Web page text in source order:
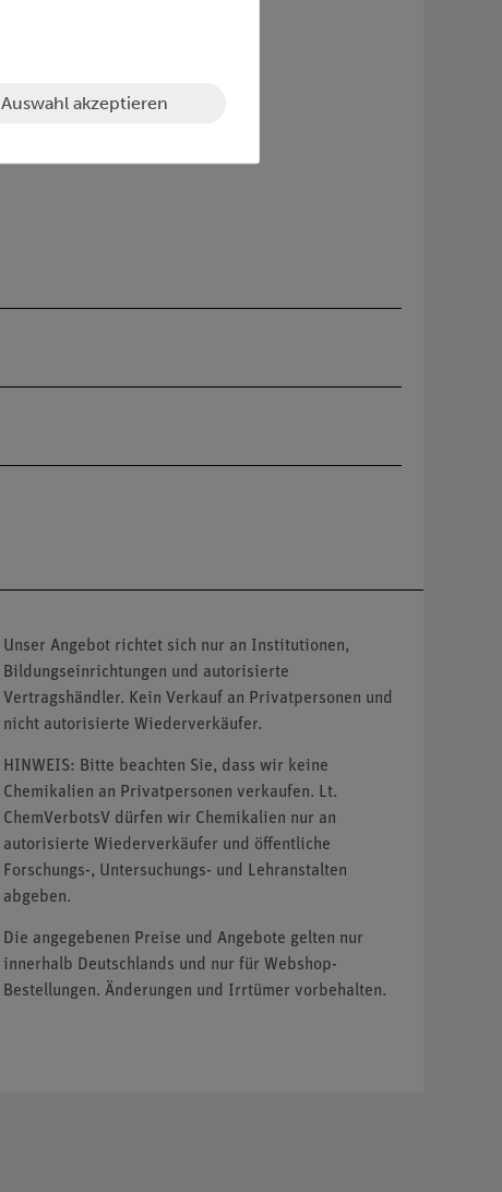
Unser Angebot richtet sich nur an Institutionen,
Bildungseinrichtungen und autorisierte
Vertragshändler. Kein Verkauf an Privatpersonen und
nicht autorisierte Wiederverkäufer.
HINWEIS: Bitte beachten Sie, dass wir keine
Chemikalien an Privatpersonen verkaufen. Lt.
ChemVerbotsV dürfen wir Chemikalien nur an
autorisierte Wiederverkäufer und öffentliche
Forschungs-, Untersuchungs- und Lehranstalten
abgeben.
Die angegebenen Preise und Angebote gelten nur
innerhalb Deutschlands und nur für Webshop-
Bestellungen. Änderungen und Irrtümer vorbehalten.
Auswahl akzeptieren